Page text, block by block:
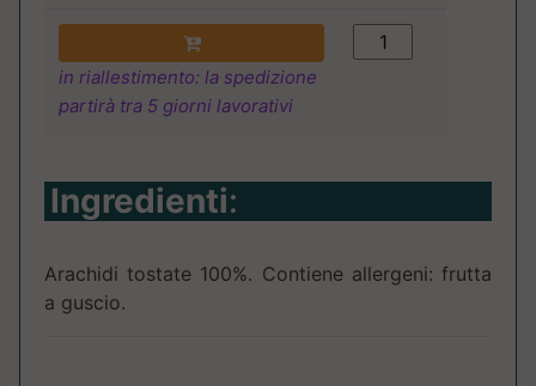
in riallestimento: la spedizione
partirà tra 5 giorni lavorativi
Ingredienti:
Arachidi tostate 100%. Contiene allergeni: frutta
a guscio.